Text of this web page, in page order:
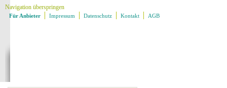
Navigation überspringen
Für Anbieter Impressum Datenschutz Kontakt AGB